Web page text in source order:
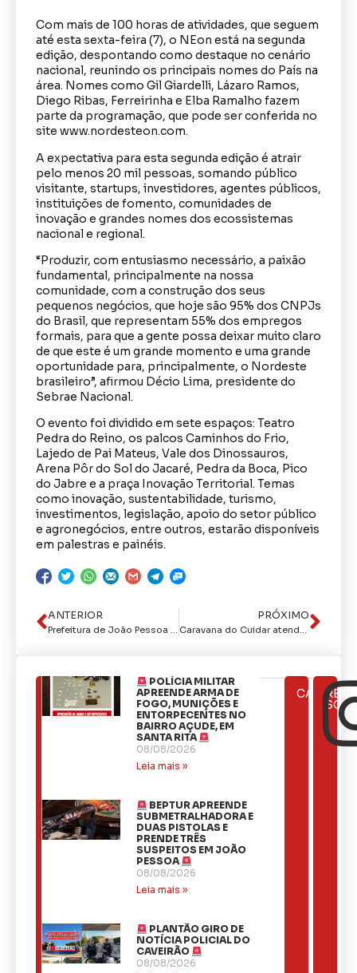
Com mais de 100 horas de atividades, que seguem
até esta sexta-feira (7), o NEon está na segunda
edição, despontando como destaque no cenário
nacional, reunindo os principais nomes do País na
área. Nomes como Gil Giardelli, Lázaro Ramos,
Diego Ribas, Ferreirinha e Elba Ramalho fazem
parte da programação, que pode ser conferida no
site www.nordesteon.com.
A expectativa para esta segunda edição é atrair
pelo menos 20 mil pessoas, somando público
visitante, startups, investidores, agentes públicos,
instituições de fomento, comunidades de
inovação e grandes nomes dos ecossistemas
nacional e regional.
“Produzir, com entusiasmo necessário, a paixão
fundamental, principalmente na nossa
comunidade, com a construção dos seus
pequenos negócios, que hoje são 95% dos CNPJs
do Brasil, que representam 55% dos empregos
formais, para que a gente possa deixar muito claro
de que este é um grande momento e uma grande
oportunidade para, principalmente, o Nordeste
brasileiro”, afirmou Décio Lima, presidente do
Sebrae Nacional.
O evento foi dividido em sete espaços: Teatro
Pedra do Reino, os palcos Caminhos do Frio,
Lajedo de Pai Mateus, Vale dos Dinossauros,
Arena Pôr do Sol do Jacaré, Pedra da Boca, Pico
do Jabre e a praça Inovação Territorial. Temas
como inovação, sustentabilidade, turismo,
investimentos, legislação, apoio do setor público
e agronegócios, entre outros, estarão disponíveis
em palestras e painéis.
ANTERIOR
Prefeitura de João Pessoa realiza ação voltada para saúde da mulher no Residencial Vista Alegre
PRÓXIMO
Caravana do Cuidar atende moradores do bairro Muçumagro nesta sexta-feira
ÚLTIMAS
NOTÍCIAS
POLÍCIA MILITAR
APREENDE ARMA DE
FOGO, MUNIÇÕES E
ENTORPECENTES NO
BAIRRO AÇUDE, EM
SANTA RITA
08/08/2026
Leia mais »
BEPTUR APREENDE
SUBMETRALHADORA E
DUAS PISTOLAS E
PRENDE TRÊS
SUSPEITOS EM JOÃO
PESSOA
08/08/2026
Leia mais »
PLANTÃO GIRO DE
NOTÍCIA POLICIAL DO
CAVEIRÃO
08/08/2026